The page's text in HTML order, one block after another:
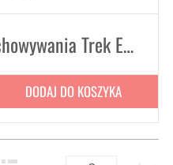
Bidon Butelka do przechowywania Trek Elite 400 ml
DODAJ DO KOSZYKA